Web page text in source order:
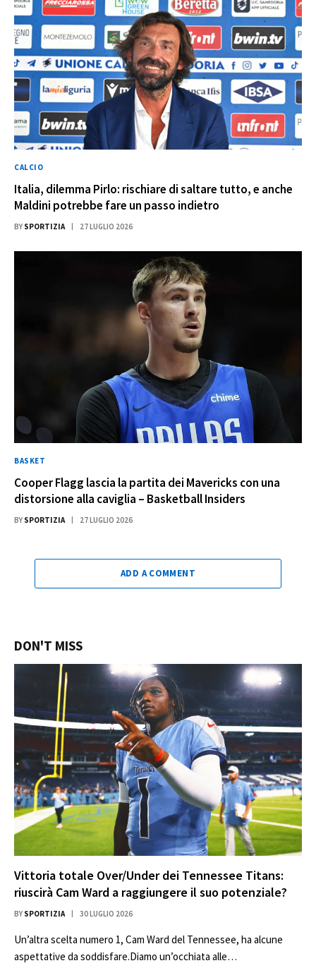
CALCIO
Italia, dilemma Pirlo: rischiare di saltare tutto, e anche
Maldini potrebbe fare un passo indietro
BY SPORTIZIA 27 LUGLIO 2026
BASKET
Cooper Flagg lascia la partita dei Mavericks con una
distorsione alla caviglia – Basketball Insiders
BY SPORTIZIA 27 LUGLIO 2026
ADD A COMMENT
DON'T MISS
Vittoria totale Over/Under dei Tennessee Titans:
riuscirà Cam Ward a raggiungere il suo potenziale?
BY SPORTIZIA 30 LUGLIO 2026
Un’altra scelta numero 1, Cam Ward del Tennessee, ha alcune
aspettative da soddisfare.Diamo un’occhiata alle…